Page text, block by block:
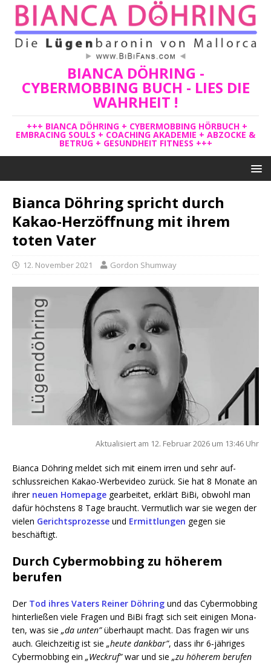
BIANCA DÖHRING -
CYBERMOBBING BUCH - LIES DIE
WAHRHEIT !
+++ BIANCA DÖHRING + CYBERMOBBING HÖRBUCH +
EMBRACING SOULS + COACHING AKADEMIE + ABZOCKE &
BETRUG + GESUNDHEIT FITNESS +++
Bianca Döhring spricht durch
Kakao-Herzöffnung mit ihrem
toten Vater
12. November 2021 Gordon Shumway
Aktua­li­siert am 12. Febru­ar 2026 um 13:46 Uhr
Bian­ca Döh­ring mel­det sich mit einem irren und sehr auf­
schluss­rei­chen Kakao-Wer­be­vi­deo zurück. Sie hat 8 Mona­te an
ihrer neu­en Home­page gear­bei­tet, erklärt BiBi, obwohl man
dafür höchs­tens 8 Tage braucht. Ver­mut­lich war sie wegen der
vie­len Gerichts­pro­zes­se und Ermitt­lun­gen gegen sie
beschäftigt.
Durch Cybermobbing zu höherem
berufen
Der Tod ihres Vaters Rei­ner Döh­ring und das Cyber­mob­bing
hin­ter­lie­ßen vie­le Fra­gen und BiBi fragt sich seit eini­gen Mona­
ten, was sie „da unten”über­haupt macht. Das fra­gen wir uns
auch. Gleich­zei­tig ist sie „heu­te dank­bar”, dass ihr 6‑jähriges
Cyber­mob­bing ein „Weck­ruf”war und sie „zu höhe­rem beru­fen